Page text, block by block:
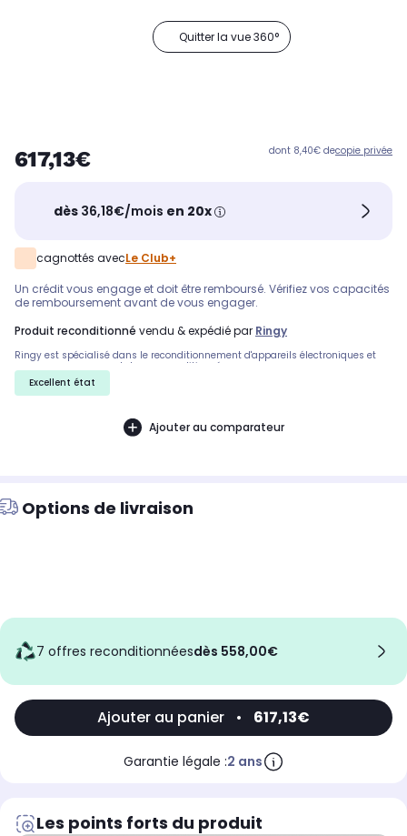
Quitter la vue 360°
617,13€ dont 8,40€ decopie privée
dès 36,18€/mois en 20x
cagnottés avecLe Club+
Un crédit vous engage et doit être remboursé. Vérifiez vos capacités
de remboursement avant de vous engager.
produit reconditionné vendu & expédié par Ringy
Ringy est spécialisé dans le reconditionnement d'appareils électroniques et
vous propose ce smartphone reconditionné
Excellent état
Ajouter au comparateur
Options de livraison
7 offres reconditionnées dès 558,00€
Ajouter au panier • 617,13€
Garantie légale :2 ans
Les points forts du produit